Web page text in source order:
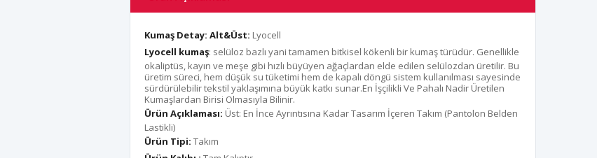
Kumaş Detay: Alt&Üst: Lyocell
Lyocell kumaş: selüloz bazlı yani tamamen bitkisel kökenli bir kumaş türüdür. Genellikle
okaliptüs, kayın ve meşe gibi hızlı büyüyen ağaçlardan elde edilen selülozdan üretilir. Bu
üretim süreci, hem düşük su tüketimi hem de kapalı döngü sistem kullanılması sayesinde
sürdürülebilir tekstil yaklaşımına büyük katkı sunar.En İşçilikli Ve Pahalı Nadir Üretilen
Kumaşlardan Birisi Olmasıyla Bilinir.
Ürün Açıklaması: Üst: En İnce Ayrıntısına Kadar Tasarım İçeren Takım (Pantolon Belden
Lastikli)
Ürün Tipi: Takım